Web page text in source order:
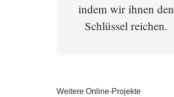
indem wir ihnen den
Schlüssel reichen.
Weitere Online-Projekte